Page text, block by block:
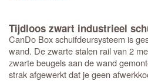
Tijdloos zwart industrieel
CanDo Box schuifdeursysteem is
wand. De zwarte stalen rail van 2
zwarte beugels aan de wand
strak afgewerkt dat je geen